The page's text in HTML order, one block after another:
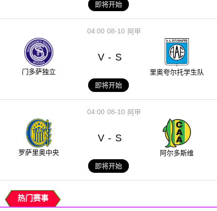
即将开始
08-10
04:00 阿甲
门多萨独立
V - S
里奥夸尔托学生队
即将开始
08-10
04:00 阿甲
罗萨里奥中央
V - S
阿尔多斯维
即将开始
热门赛事